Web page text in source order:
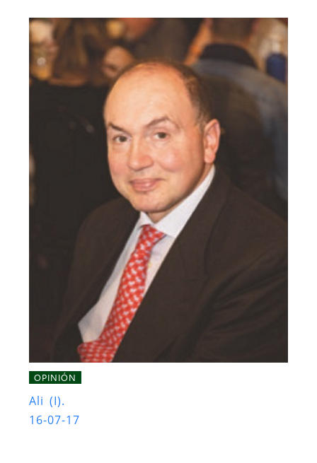
OPINIÓN
Ali (I).
16-07-17